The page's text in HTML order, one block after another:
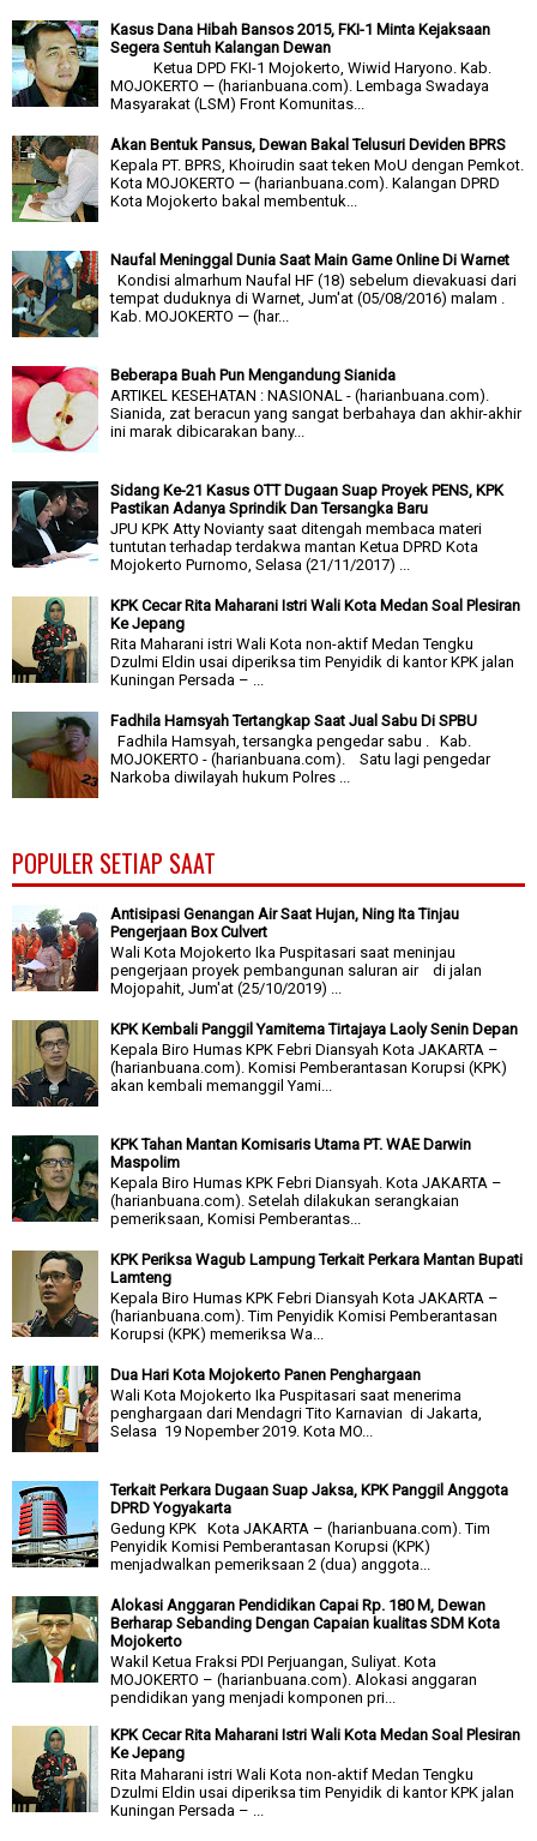
Kasus Dana Hibah Bansos 2015, FKI-1 Minta Kejaksaan
Segera Sentuh Kalangan Dewan
Ketua DPD FKI-1 Mojokerto, Wiwid Haryono. Kab.
MOJOKERTO — (harianbuana.com). Lembaga Swadaya
Masyarakat (LSM) Front Komunitas...
Akan Bentuk Pansus, Dewan Bakal Telusuri Deviden BPRS
Kepala PT. BPRS, Khoirudin saat teken MoU dengan Pemkot.
Kota MOJOKERTO — (harianbuana.com). Kalangan DPRD
Kota Mojokerto bakal membentuk...
Naufal Meninggal Dunia Saat Main Game Online Di Warnet
Kondisi almarhum Naufal HF (18) sebelum dievakuasi dari
tempat duduknya di Warnet, Jum'at (05/08/2016) malam .
Kab. MOJOKERTO — (har...
Beberapa Buah Pun Mengandung Sianida
ARTIKEL KESEHATAN : NASIONAL - (harianbuana.com).
Sianida, zat beracun yang sangat berbahaya dan akhir-akhir
ini marak dibicarakan bany...
Sidang Ke-21 Kasus OTT Dugaan Suap Proyek PENS, KPK
Pastikan Adanya Sprindik Dan Tersangka Baru
JPU KPK Atty Novianty saat ditengah membaca materi
tuntutan terhadap terdakwa mantan Ketua DPRD Kota
Mojokerto Purnomo, Selasa (21/11/2017) ...
KPK Cecar Rita Maharani Istri Wali Kota Medan Soal Plesiran
Ke Jepang
Rita Maharani istri Wali Kota non-aktif Medan Tengku
Dzulmi Eldin usai diperiksa tim Penyidik di kantor KPK jalan
Kuningan Persada – ...
Fadhila Hamsyah Tertangkap Saat Jual Sabu Di SPBU
Fadhila Hamsyah, tersangka pengedar sabu . Kab.
MOJOKERTO - (harianbuana.com). Satu lagi pengedar
Narkoba diwilayah hukum Polres ...
POPULER SETIAP SAAT
Antisipasi Genangan Air Saat Hujan, Ning Ita Tinjau
Pengerjaan Box Culvert
Wali Kota Mojokerto Ika Puspitasari saat meninjau
pengerjaan proyek pembangunan saluran air di jalan
Mojopahit, Jum'at (25/10/2019) ...
KPK Kembali Panggil Yamitema Tirtajaya Laoly Senin Depan
Kepala Biro Humas KPK Febri Diansyah Kota JAKARTA –
(harianbuana.com). Komisi Pemberantasan Korupsi (KPK)
akan kembali memanggil Yami...
KPK Tahan Mantan Komisaris Utama PT. WAE Darwin
Maspolim
Kepala Biro Humas KPK Febri Diansyah. Kota JAKARTA –
(harianbuana.com). Setelah dilakukan serangkaian
pemeriksaan, Komisi Pemberantas...
KPK Periksa Wagub Lampung Terkait Perkara Mantan Bupati
Lamteng
Kepala Biro Humas KPK Febri Diansyah Kota JAKARTA –
(harianbuana.com). Tim Penyidik Komisi Pemberantasan
Korupsi (KPK) memeriksa Wa...
Dua Hari Kota Mojokerto Panen Penghargaan
Wali Kota Mojokerto Ika Puspitasari saat menerima
penghargaan dari Mendagri Tito Karnavian di Jakarta,
Selasa 19 Nopember 2019. Kota MO...
Terkait Perkara Dugaan Suap Jaksa, KPK Panggil Anggota
DPRD Yogyakarta
Gedung KPK Kota JAKARTA – (harianbuana.com). Tim
Penyidik Komisi Pemberantasan Korupsi (KPK)
menjadwalkan pemeriksaan 2 (dua) anggota...
Alokasi Anggaran Pendidikan Capai Rp. 180 M, Dewan
Berharap Sebanding Dengan Capaian kualitas SDM Kota
Mojokerto
Wakil Ketua Fraksi PDI Perjuangan, Suliyat. Kota
MOJOKERTO – (harianbuana.com). Alokasi anggaran
pendidikan yang menjadi komponen pri...
KPK Cecar Rita Maharani Istri Wali Kota Medan Soal Plesiran
Ke Jepang
Rita Maharani istri Wali Kota non-aktif Medan Tengku
Dzulmi Eldin usai diperiksa tim Penyidik di kantor KPK jalan
Kuningan Persada – ...